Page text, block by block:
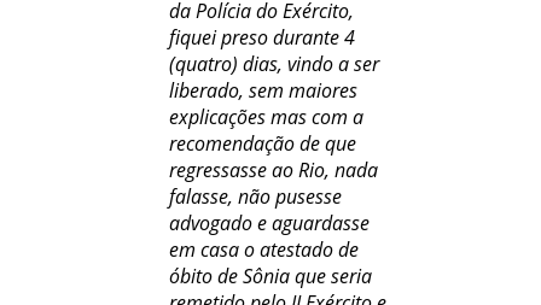
da Polícia do Exército,
fiquei preso durante 4
(quatro) dias, vindo a ser
liberado, sem maiores
explicações mas com a
recomendação de que
regressasse ao Rio, nada
falasse, não pusesse
advogado e aguardasse
em casa o atestado de
óbito de Sônia que seria